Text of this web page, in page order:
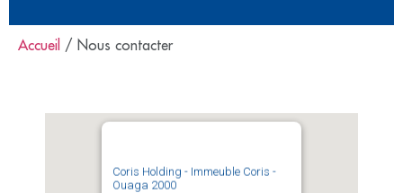
Accueil / Nous contacter
Coris Holding - Immeuble Coris -
Ouaga 2000